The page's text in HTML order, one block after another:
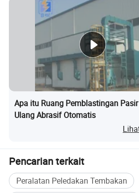
Kisaran alat berat peledakan
diterapkan
lepas plastik landasan 1.bandara
2.perawatan permukaan struktur baja dan
3.bridge keperawatan
4.perawatan permukaan dasar teknis
7.perawatan karat pada permukaan hull
pembersihan strip 8.zebra
Apa itu Ruang Pemblastingan
Ulang Abrasif Otomatis
Pencarian terkait
Peralatan Peledakan Tembakan